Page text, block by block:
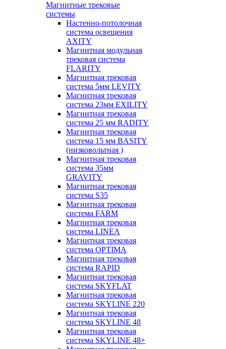
Магнитные трековые
системы
Настенно-потолочная
система освещения
AXITY
Магнитная модульная
трековая система
FLARITY
Магнитная трековая
система 5мм LEVITY
Магнитная трековая
система 23мм EXILITY
Магнитная трековая
система 25 мм RADITY
Магнитная трековая
система 15 мм BASITY
(низковольтная )
Магнитная трековая
система 35мм
GRAVITY
Магнитная трековая
система S35
Магнитная трековая
система FARM
Магнитная трековая
система LINEA
Магнитная трековая
система OPTIMA
Магнитная трековая
система RAPID
Магнитная трековая
система SKYFLAT
Магнитная трековая
система SKYLINE 220
Магнитная трековая
система SKYLINE 48
Магнитная трековая
система SKYLINE 48+